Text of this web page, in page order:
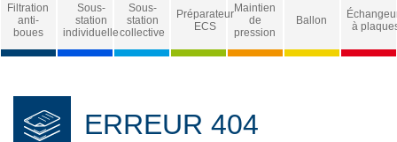
Filtration
anti-
boues
Sous-
station
individuelle
Sous-
station
collective
Préparateur
ECS
Maintien
de
pression
Ballon
à
ERREUR 404